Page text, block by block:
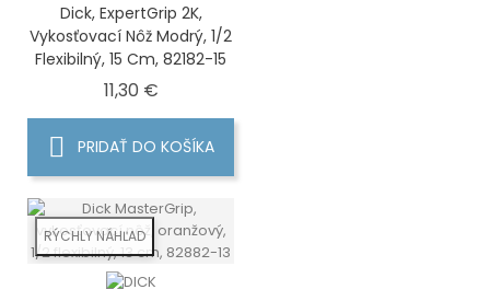
Dick, ExpertGrip 2K,
Vykosťovací Nôž Modrý, 1/2
Flexibilný, 15 Cm, 82182-15
11,30 €Cena
PRIDAŤ DO KOŠÍKA
RÝCHLY NÁHĽAD